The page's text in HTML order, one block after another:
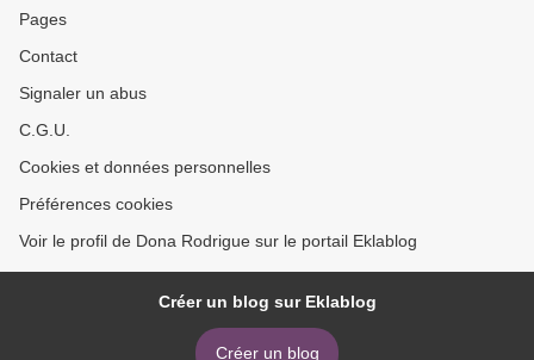
Pages
Contact
Signaler un abus
C.G.U.
Cookies et données personnelles
Préférences cookies
Voir le profil de Dona Rodrigue sur le portail Eklablog
Créer un blog sur Eklablog
Créer un blog